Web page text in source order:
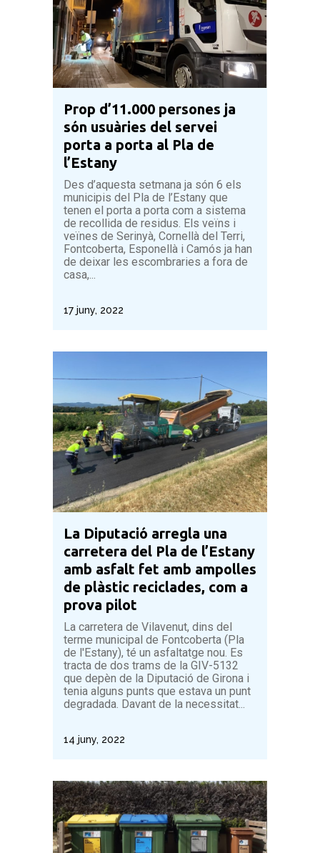
Prop d’11.000 persones ja
són usuàries del servei
porta a porta al Pla de
l’Estany
Des d’aquesta setmana ja són 6 els
municipis del Pla de l’Estany que
tenen el porta a porta com a sistema
de recollida de residus. Els veïns i
veïnes de Serinyà, Cornellà del Terri,
Fontcoberta, Esponellà i Camós ja han
de deixar les escombraries a fora de
casa,...
17 juny, 2022
La Diputació arregla una
carretera del Pla de l’Estany
amb asfalt fet amb ampolles
de plàstic reciclades, com a
prova pilot
La carretera de Vilavenut, dins del
terme municipal de Fontcoberta (Pla
de l'Estany), té un asfaltatge nou. Es
tracta de dos trams de la GIV-5132
que depèn de la Diputació de Girona i
tenia alguns punts que estava un punt
degradada. Davant de la necessitat...
14 juny, 2022